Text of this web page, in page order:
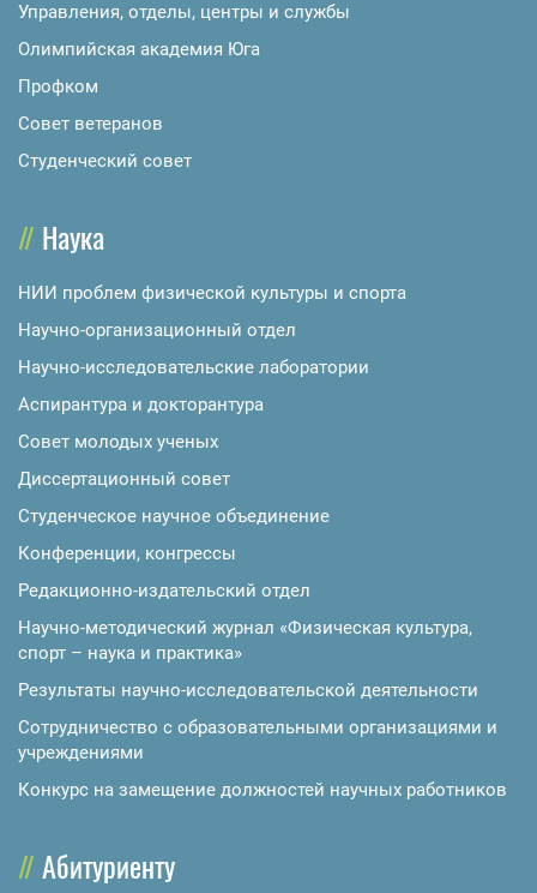
Управления, отделы, центры и службы
Олимпийская академия Юга
Профком
Совет ветеранов
Студенческий совет
Наука
НИИ проблем физической культуры и спорта
Научно-организационный отдел
Научно-исследовательские лаборатории
Аспирантура и докторантура
Совет молодых ученых
Диссертационный совет
Студенческое научное объединение
Конференции, конгрессы
Редакционно-издательский отдел
Научно-методический журнал «Физическая культура,
спорт – наука и практика»
Результаты научно-исследовательской деятельности
Сотрудничество с образовательными организациями и
учреждениями
Конкурс на замещение должностей научных работников
Абитуриенту